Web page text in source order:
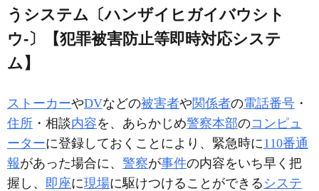
うシステム〔ハンザイヒガイバウシト
ウ‐〕【犯罪被害防止等即時対応システ
ム】
ストーカーやDVなどの被害者や関係者の電話番号 ・
住所 ・相談内容を、あらかじめ警察本部のコンピュ
ーターに登録しておくことにより、緊急時に110番通
報があった場合に、 警察が事件の内容をいち早く把
握し、 即座に現場に駆けつけることができる システ